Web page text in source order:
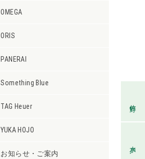
OMEGA
ORIS
PANERAI
Something Blue
TAG Heuer
YUKA HOJO
お知らせ・ご案内